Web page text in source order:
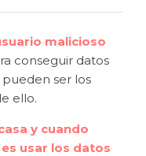
malicioso
conseguir datos
pueden ser los
ello.
y cuando
usar los datos